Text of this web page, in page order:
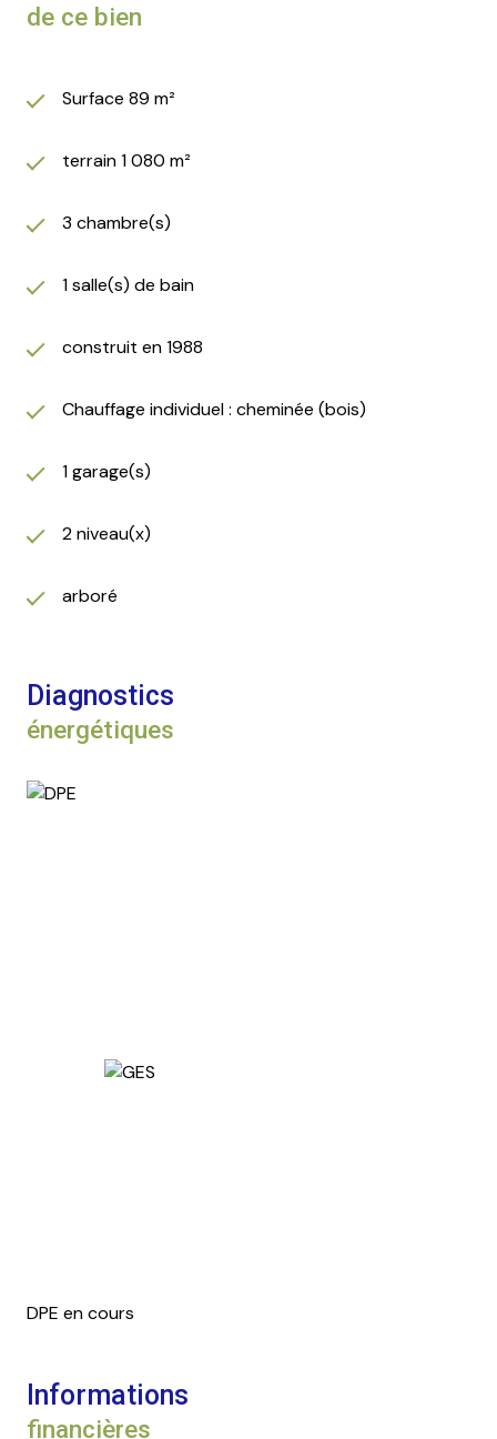
de ce bien
Surface 89 m²
terrain 1 080 m²
3 chambre(s)
1 salle(s) de bain
construit en 1988
Chauffage individuel : cheminée (bois)
1 garage(s)
2 niveau(x)
arboré
Diagnostics
énergétiques
DPE en cours
Informations
financières